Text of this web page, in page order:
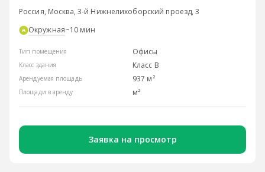
Россия, Москва, 3-й Нижнелихоборский проезд, 3
Окружная~10 мин
Тип помещения Офисы
Класс здания Класс B
Арендуемая площадь 937 м²
Площади в аренду м²
Заявка на просмотр